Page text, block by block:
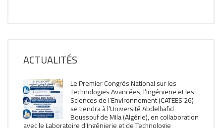
ACTUALITÉS
Le Premier Congrès National sur les
Technologies Avancées, l’Ingénierie et les
Sciences de l’Environnement (CATEES’26)
se tiendra à l’Université Abdelhafid
Boussouf de Mila (Algérie), en collaboration